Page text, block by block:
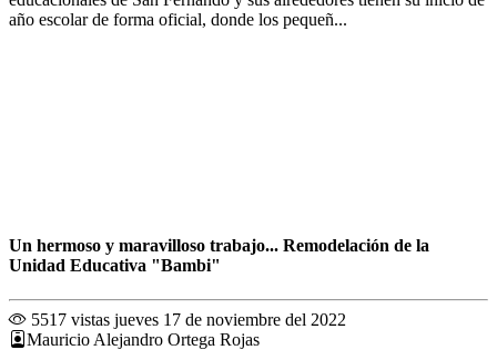
año escolar de forma oficial, donde los pequeñ...
Un hermoso y maravilloso trabajo... Remodelación de la
Unidad Educativa "Bambi"
5517 vistas jueves 17 de noviembre del 2022
Mauricio Alejandro Ortega Rojas